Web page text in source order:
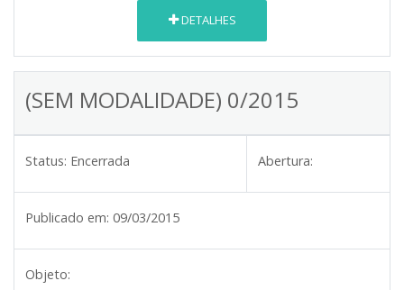
DETALHES
(SEM MODALIDADE) 0/2015
Status: Encerrada Abertura:
Publicado em: 09/03/2015
Objeto: